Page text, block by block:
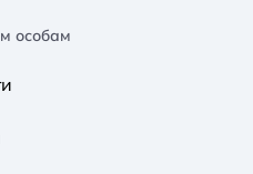
особам